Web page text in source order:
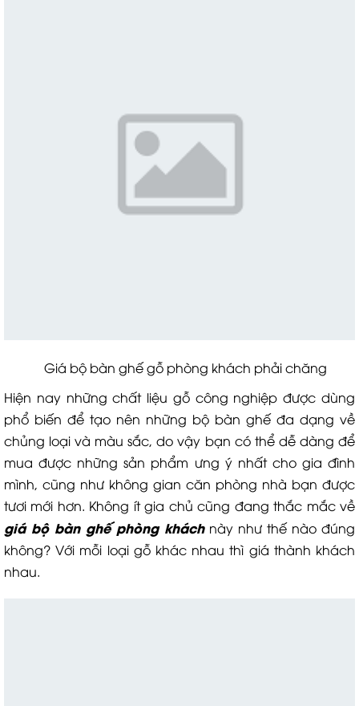
Giá bộ bàn ghế gỗ phòng khách phải chăng
Hiện nay những chất liệu gỗ công nghiệp được dùng
phổ biến để tạo nên những bộ bàn ghế đa dạng về
chủng loại và màu sắc, do vậy bạn có thể dễ dàng để
mua được những sản phẩm ưng ý nhất cho gia đình
mình, cũng như không gian căn phòng nhà bạn được
tươi mới hơn. Không ít gia chủ cũng đang thắc mắc về
giá bộ bàn ghế phòng kháchnày như thế nào đúng
không? Với mỗi loại gỗ khác nhau thì giá thành khách
nhau.